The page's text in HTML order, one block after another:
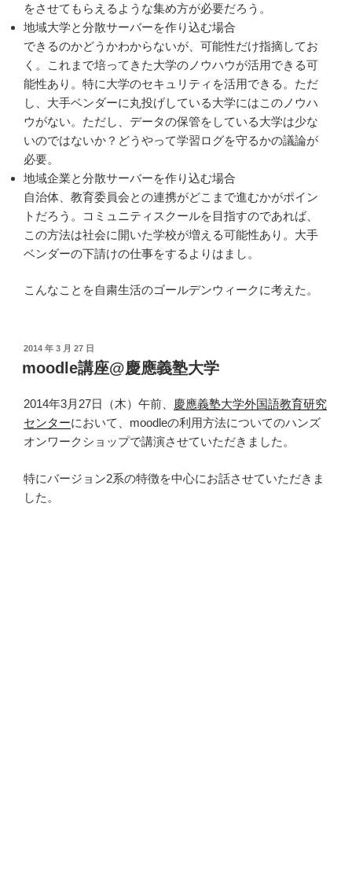
をさせてもらえるような集め方が必要だろう。
地域大学と分散サーバーを作り込む場合
できるのかどうかわからないが、可能性だけ指摘してお
く。これまで培ってきた大学のノウハウが活用できる可
能性あり。特に大学のセキュリティを活用できる。ただ
し、大手ベンダーに丸投げしている大学にはこのノウハ
ウがない。ただし、データの保管をしている大学は少な
いのではないか？どうやって学習ログを守るかの議論が
必要。
地域企業と分散サーバーを作り込む場合
自治体、教育委員会との連携がどこまで進むかがポイン
トだろう。コミュニティスクールを目指すのであれば、
この方法は社会に開いた学校が増える可能性あり。大手
ベンダーの下請けの仕事をするよりはまし。
こんなことを自粛生活のゴールデンウィークに考えた。
投
日:
2014 年 3 月 27 日
moodle講座@慶應義塾大学
2014年3月27日（木）午前、
慶應義塾大学外国語教育研究
センターにおいて、moodleの利用方法についてのハンズ
オンワークショップで講演させていただきました。
特にバージョン2系の特徴を中心にお話させていただきま
した。